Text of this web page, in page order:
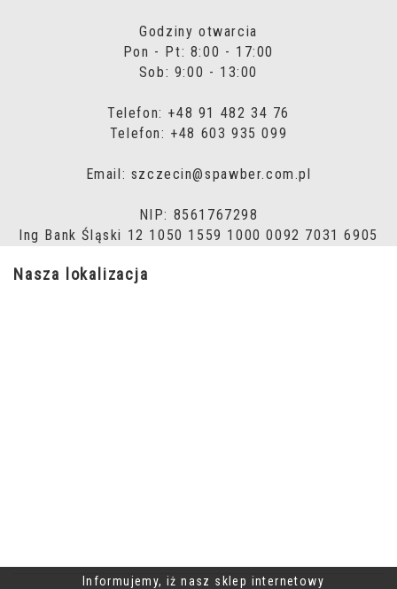
Informujemy, iż nasz sklep internetowy
Godziny otwarcia
Pon - Pt: 8:00 - 17:00
Sob: 9:00 - 13:00
Telefon: +48 91 482 34 76
Telefon: +48 603 935 099
Email: szczecin@spawber.com.pl
NIP: 8561767298
Ing Bank Śląski 12 1050 1559 1000 0092 7031 6905
Nasza lokalizacja